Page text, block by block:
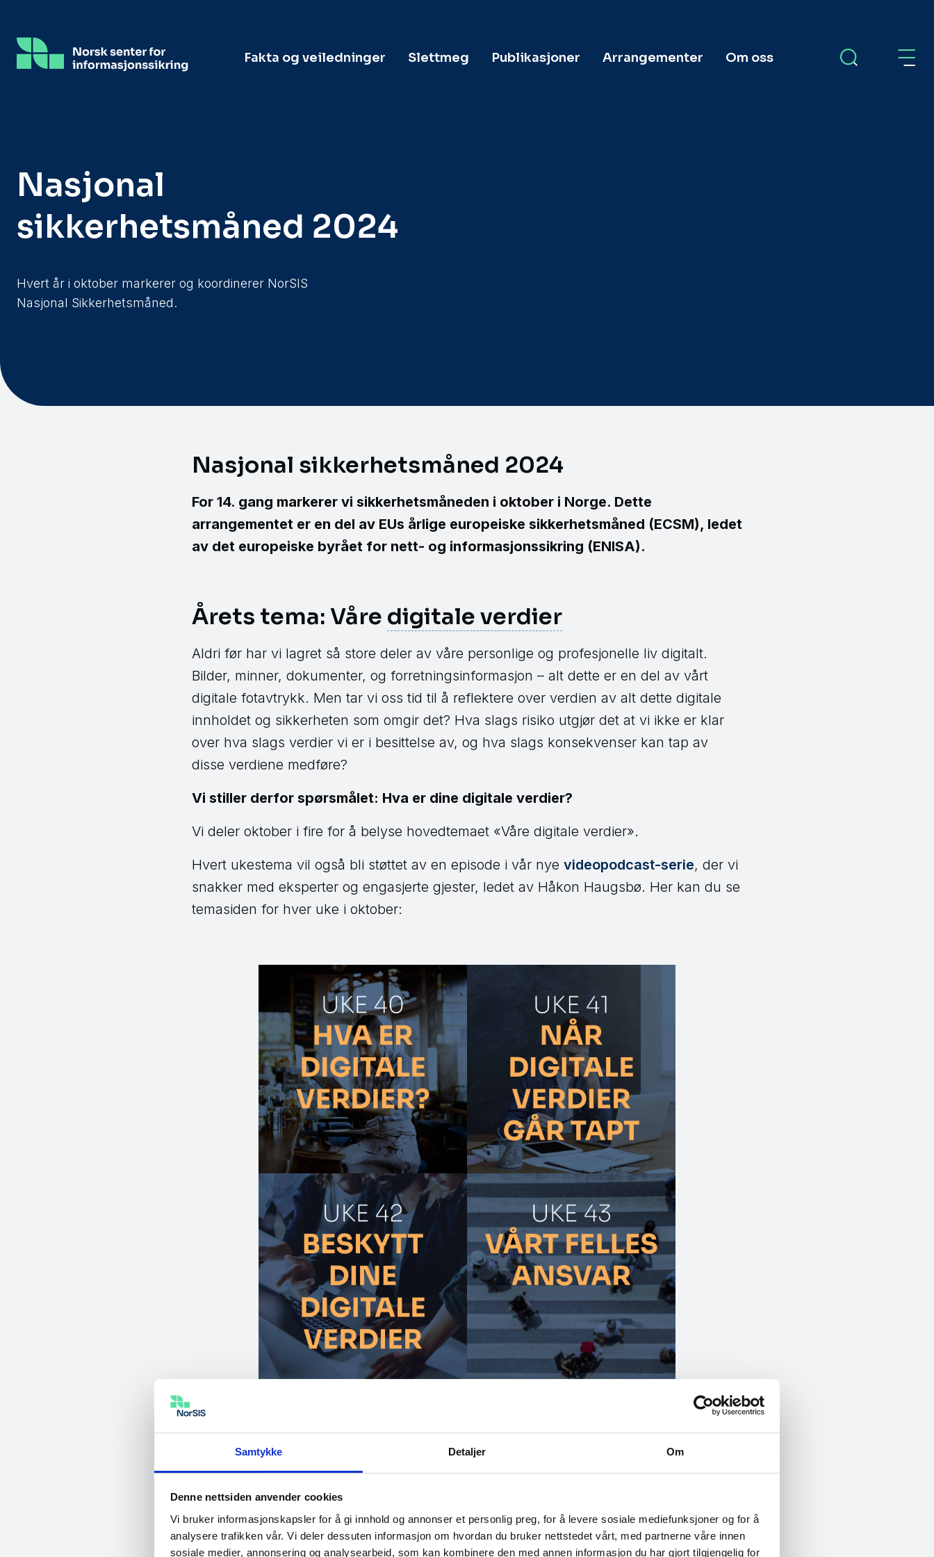
Samtykke Detaljer Om
Denne nettsiden anvender cookies
Vi bruker informasjonskapsler for å gi innhold og annonser et personlig preg, for å levere sosiale mediefunksjoner og for å
analysere trafikken vår. Vi deler dessuten informasjon om hvordan du bruker nettstedet vårt, med partnerne våre innen
sosiale medier, annonsering og analysearbeid, som kan kombinere den med annen informasjon du har gjort tilgjengelig for
hovedinnhold
Fakta og veiledninger Slettmeg Publikasjoner Arrangementer Om oss
Nasjonal
sikkerhetsmåned 2024
Hvert år i oktober markerer og koordinerer NorSIS
Nasjonal Sikkerhetsmåned.
Nasjonal sikkerhetsmåned 2024
For 14. gang markerer vi sikkerhetsmåneden i oktober i Norge. Dette
arrangementet er en del av EUs årlige europeiske sikkerhetsmåned (ECSM), ledet
av det europeiske byrået for nett- og informasjonssikring (ENISA).
Årets tema: Våre digitale verdier
Aldri før har vi lagret så store deler av våre personlige og profesjonelle liv digitalt.
Bilder, minner, dokumenter, og forretningsinformasjon – alt dette er en del av vårt
digitale fotavtrykk. Men tar vi oss tid til å reflektere over verdien av alt dette digitale
innholdet og sikkerheten som omgir det? Hva slags risiko utgjør det at vi ikke er klar
over hva slags verdier vi er i besittelse av, og hva slags konsekvenser kan tap av
disse verdiene medføre?
Vi stiller derfor spørsmålet: Hva er dine digitale verdier?
Vi deler oktober i fire for å belyse hovedtemaet «Våre digitale verdier».
Hvert ukestema vil også bli støttet av en episode i vår nye videopodcast-serie, der vi
snakker med eksperter og engasjerte gjester, ledet av Håkon Haugsbø. Her kan du se
temasiden for hver uke i oktober:
La oss gå sammen for å ivareta våre digitale verdier og skape et mer robust og trygt
digitalt samfunn.
Kurs